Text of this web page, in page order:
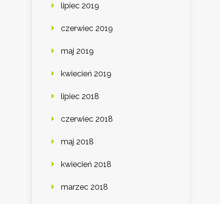
lipiec 2019
czerwiec 2019
maj 2019
kwiecień 2019
lipiec 2018
czerwiec 2018
maj 2018
kwiecień 2018
marzec 2018